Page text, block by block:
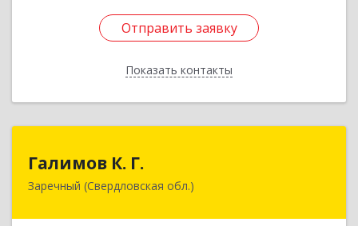
Отправить заявку
Показать контакты
Отправить заявку
Назад
Галимов К. Г.
Заречный (Свердловская обл.)
Свердловская обл, г. Заречный, ул. Кузнецова,